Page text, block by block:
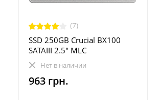
(7)
SSD 250GB Crucial BX100
SATAIII 2.5" MLC
(CT250BX100SSD1)
Refurbished
Нет в наличии
963 грн.